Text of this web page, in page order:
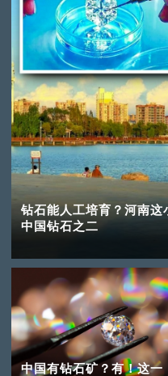
钻石能人工培育？河南这
中国钻石之二
中国有钻石矿？有！这一